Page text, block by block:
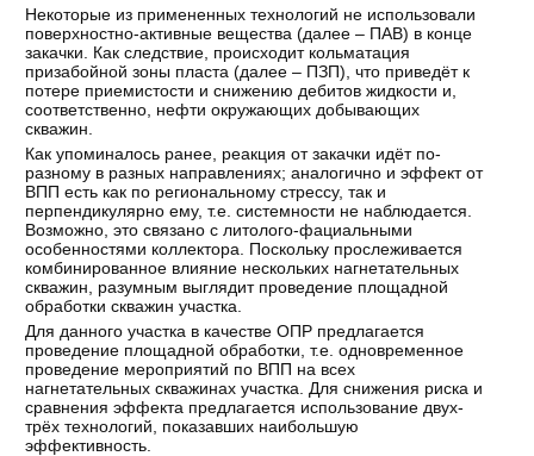
Некоторые из примененных технологий не использовали
поверхностно-активные вещества (далее – ПАВ) в конце
закачки. Как следствие, происходит кольматация
призабойной зоны пласта (далее – ПЗП), что приведёт к
потере приемистости и снижению дебитов жидкости и,
соответственно, нефти окружающих добывающих
скважин.
Как упоминалось ранее, реакция от закачки идёт по-
разному в разных направлениях; аналогично и эффект от
ВПП есть как по региональному стрессу, так и
перпендикулярно ему, т.е. системности не наблюдается.
Возможно, это связано с литолого-фациальными
особенностями коллектора. Поскольку прослеживается
комбинированное влияние нескольких нагнетательных
скважин, разумным выглядит проведение площадной
обработки скважин участка.
Для данного участка в качестве ОПР предлагается
проведение площадной обработки, т.е. одновременное
проведение мероприятий по ВПП на всех
нагнетательных скважинах участка. Для снижения риска и
сравнения эффекта предлагается использование двух-
трёх технологий, показавших наибольшую
эффективность.